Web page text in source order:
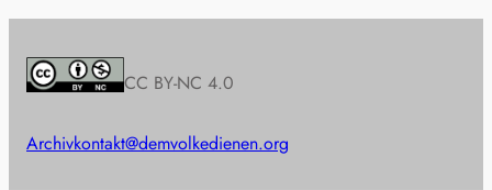
CC BY-NC 4.0
Archivkontakt@demvolkedienen.org